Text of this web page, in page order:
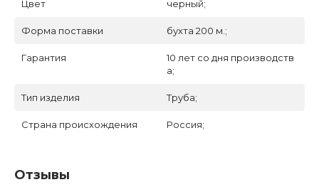
Цвет черный;
Форма поставки бухта 200 м.;
Гарантия
10 лет со дня производств
а;
Тип изделия Труба;
Страна происхождения Россия;
Отзывы